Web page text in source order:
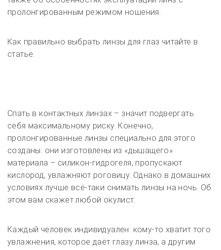
пролонгированным режимом ношения.
Как правильно выбрать линзы для глаз читайте в
статье.
Спать в контактных линзах – значит подвергать
себя максимальному риску. Конечно,
пролонгированные линзы специально для этого
созданы: они изготовлены из «дышащего»
материала – силикон-гидрогеля, пропускают
кислород, увлажняют роговицу. Однако в домашних
условиях лучше всё-таки снимать линзы на ночь. Об
этом вам скажет любой окулист.
Каждый человек индивидуален: кому-то хватит того
увлажнения, которое даёт глазу линза, а другим